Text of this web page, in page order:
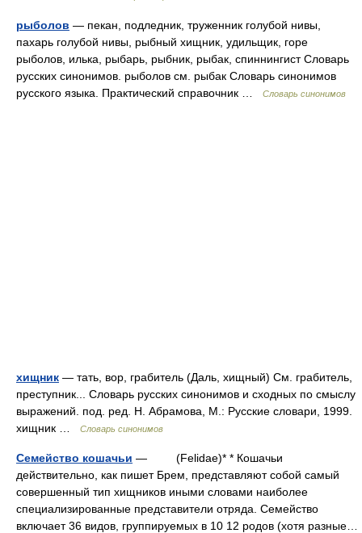
рыболов — пекан, подледник, труженник голубой нивы,
пахарь голубой нивы, рыбный хищник, удильщик, горе
рыболов, илька, рыбарь, рыбник, рыбак, спиннингист Словарь
русских синонимов. рыболов см. рыбак Словарь синонимов
русского языка. Практический справочник …
Словарь синонимов
хищник — тать, вор, грабитель (Даль, хищный) См. грабитель,
преступник... Словарь русских синонимов и сходных по смыслу
выражений. под. ред. Н. Абрамова, М.: Русские словари, 1999.
хищник …
Словарь синонимов
Семейство кошачьи — (Felidae)* * Кошачьи
действительно, как пишет Брем, представляют собой самый
совершенный тип хищников иными словами наиболее
специализированные представители отряда. Семейство
включает 36 видов, группируемых в 10 12 родов (хотя разные…